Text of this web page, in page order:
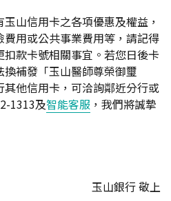
山信用卡之各項優惠及權益，
用或公共事業費用等，請記得
款卡號相關事宜。若您日後卡
補發「玉山醫師尊榮御璽
他信用卡，可洽詢鄰近分行或
1313及智能客服 ，我們將誠摯
玉山銀行 敬上